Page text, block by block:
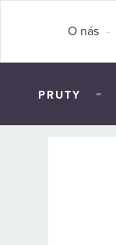
O nás -
PRUTY -